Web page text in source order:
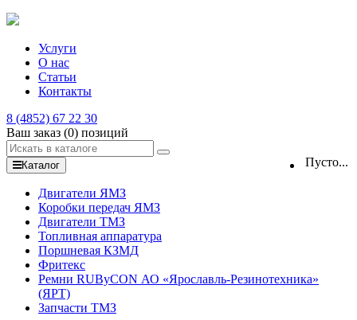
Услуги
О нас
Статьи
Контакты
8 (4852) 67 22 30
Ваш заказ (0) позиций
Пусто...
Каталог
Двигатели ЯМЗ
Коробки передач ЯМЗ
Двигатели ТМЗ
Топливная аппаратура
Поршневая КЗМД
Фритекс
Ремни RUByCON АО «Ярославль-Резинотехника»
(ЯРТ)
Запчасти ТМЗ